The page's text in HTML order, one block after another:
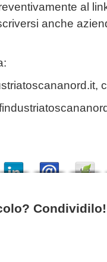
al
anche
Condividilo!